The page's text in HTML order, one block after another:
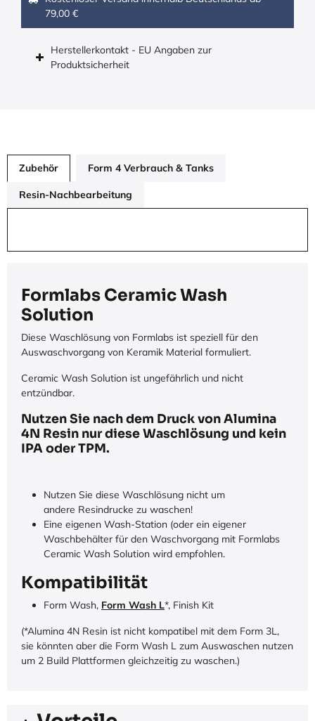
79,00 €
Herstellerkontakt - EU Angaben zur
Produktsicherheit
Zubehör Form 4 Verbrauch & Tanks
Resin-Nachbearbeitung
Formlabs Ceramic Wash
Solution
Diese Waschlösung von Formlabs ist speziell für den
Auswaschvorgang von Keramik Material formuliert.
Ceramic Wash Solution ist ungefährlich und nicht
entzündbar.
Nutzen Sie nach dem Druck von Alumina
4N Resin nur diese Waschlösung und kein
IPA oder TPM.
Nutzen Sie diese Waschlösung nicht um
andere Resindrucke zu waschen!
Eine eigenen Wash-Station (oder ein eigener
Waschbehälter für den Waschvorgang mit Formlabs
Ceramic Wash Solution wird empfohlen.
Kompatibilität
Form Wash, Form Wash L*, Finish Kit
(*Alumina 4N Resin ist nicht kompatibel mit dem Form 3L,
sie könnten aber die Form Wash L zum Auswaschen nutzen
um 2 Build Plattformen gleichzeitig zu waschen.)